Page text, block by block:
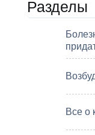
Разделы
Все о